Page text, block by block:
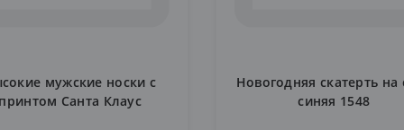
мужские носки с
Санта Клаус
Новогодняя скатерть на
синяя 1548